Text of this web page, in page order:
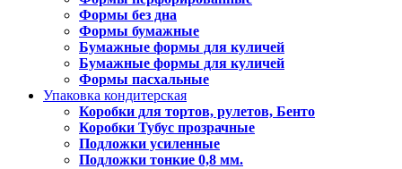
Формы без дна
Формы бумажные
Бумажные формы для куличей
Бумажные формы для куличей
Формы пасхальные
Упаковка кондитерская
Коробки для тортов, рулетов, Бенто
Коробки Тубус прозрачные
Подложки усиленные
Подложки тонкие 0,8 мм.